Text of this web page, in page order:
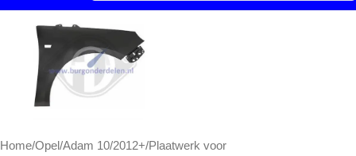
Home/Opel/Adam 10/2012+/Plaatwerk voor